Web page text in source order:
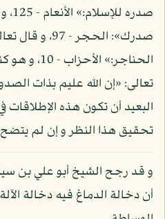
صدرك»: الحجر -
الحناجر:»
البعيد أن تكون هذه الإطلاقات
تحقيق هذا النظر و إن لم
و قد رجح الشيخ أبو علي بن
أن دخالة الدماغ فيه دخالة